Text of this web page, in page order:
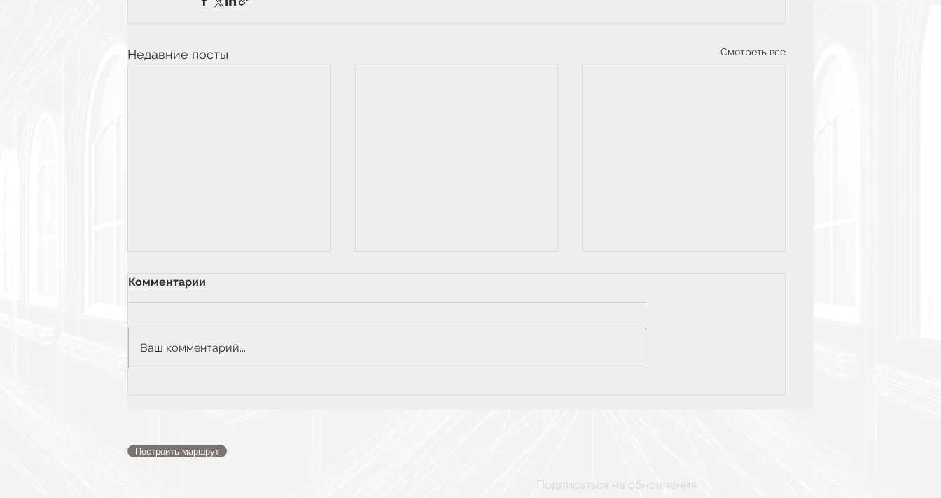
Недавние посты Смотреть все
6 класс: Экватор
Комментарии
Ваш комментарий...
Построить маршрут
Подписаться на обновления